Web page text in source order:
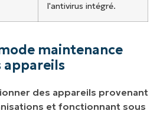
l'antivirus intégré.
maintenance
appareils
des appareils provenant
et fonctionnant sous